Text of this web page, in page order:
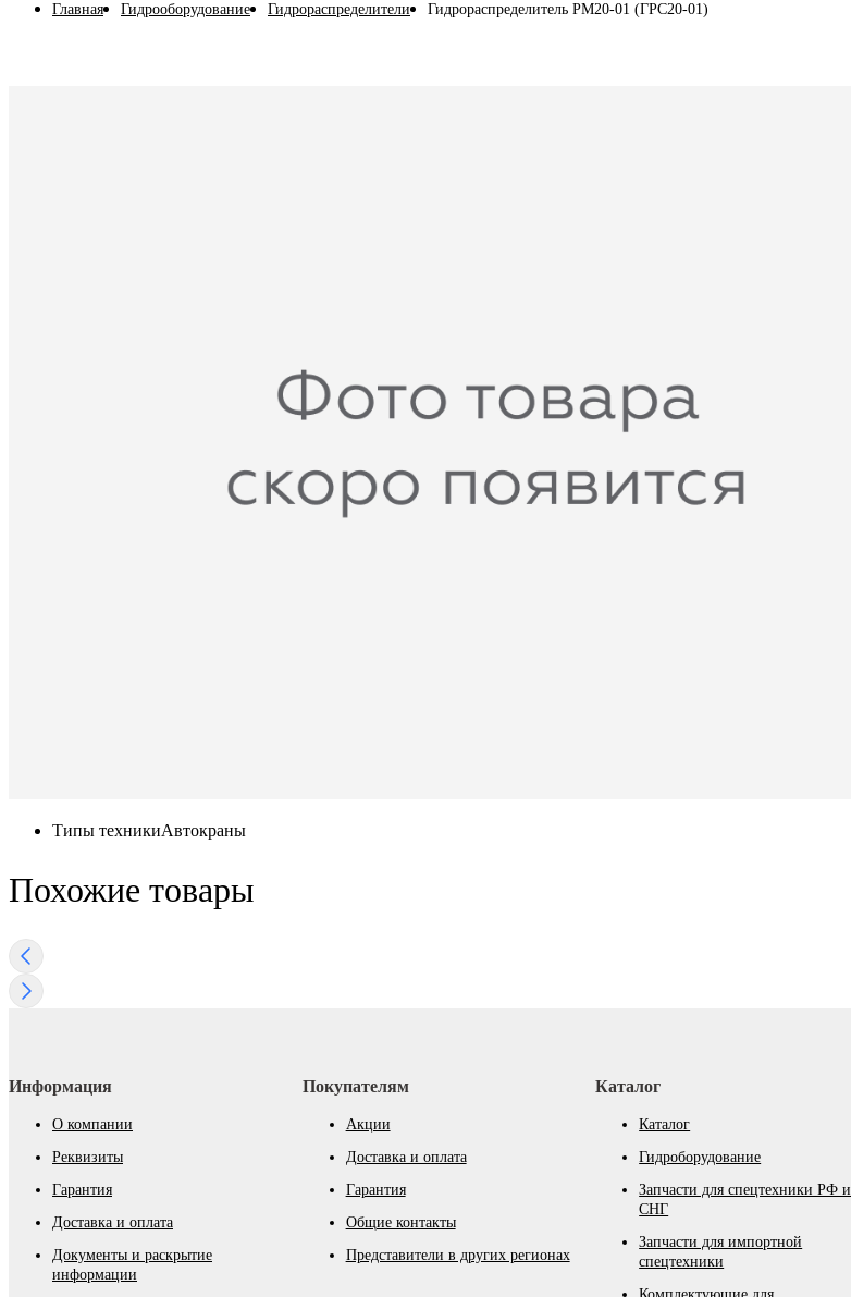
Главная Гидрооборудование Гидрораспределители Гидрораспределитель РМ20-01 (ГРС20-01)
Типы техникиАвтокраны
Похожие товары
Информация
О компании
Реквизиты
Гарантия
Доставка и оплата
Документы и раскрытие
информации
Покупателям
Акции
Доставка и оплата
Гарантия
Общие контакты
Представители в других регионах
Каталог
Каталог
Гидроборудование
Запчасти для спецтехники РФ и
СНГ
Запчасти для импортной
спецтехники